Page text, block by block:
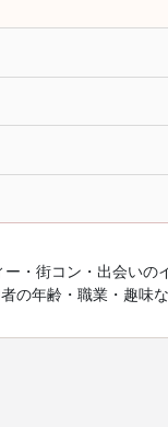
・街コン・出会いの
の年齢・職業・趣味